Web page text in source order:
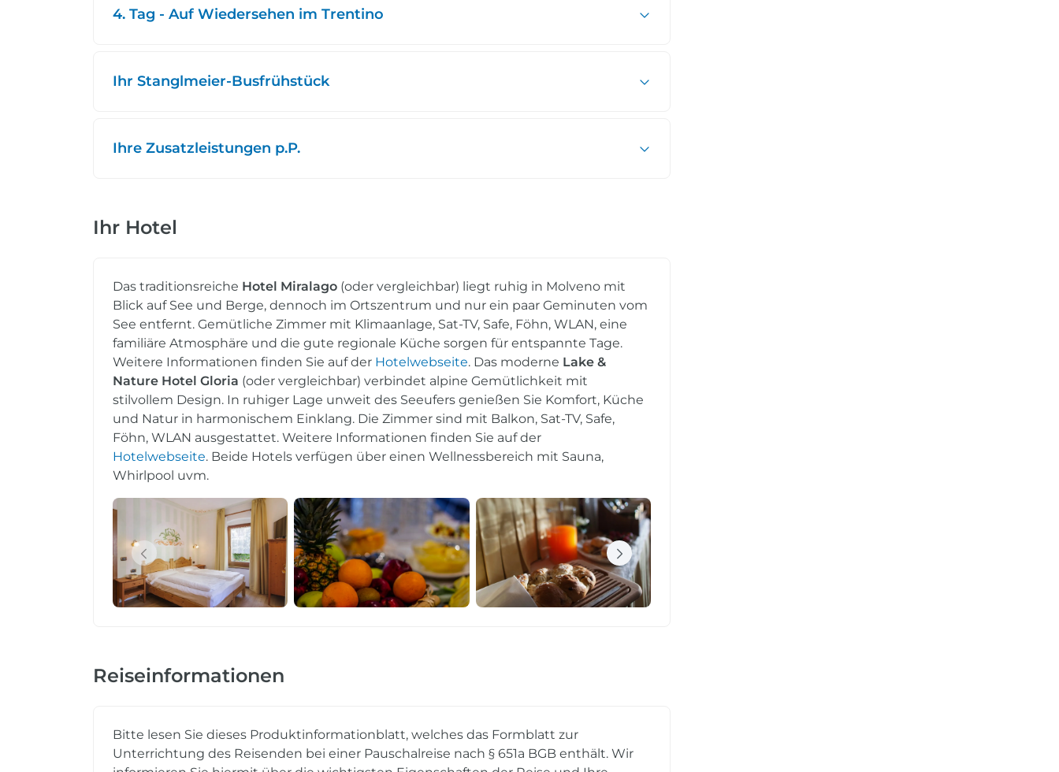
4. Tag - Auf Wiedersehen im Trentino
Ihr Stanglmeier-Busfrühstück
Ihre Zusatzleistungen p.P.
Ihr Hotel
Das traditionsreiche Hotel Miralago (oder vergleichbar) liegt ruhig in Molveno mit
Blick auf See und Berge, dennoch im Ortszentrum und nur ein paar Geminuten vom
See entfernt. Gemütliche Zimmer mit Klimaanlage, Sat-TV, Safe, Föhn, WLAN, eine
familiäre Atmosphäre und die gute regionale Küche sorgen für entspannte Tage.
Weitere Informationen finden Sie auf der Hotelwebseite. Das moderne Lake &
Nature Hotel Gloria (oder vergleichbar) verbindet alpine Gemütlichkeit mit
stilvollem Design. In ruhiger Lage unweit des Seeufers genießen Sie Komfort, Küche
und Natur in harmonischem Einklang. Die Zimmer sind mit Balkon, Sat-TV, Safe,
Föhn, WLAN ausgestattet. Weitere Informationen finden Sie auf der
Hotelwebseite. Beide Hotels verfügen über einen Wellnessbereich mit Sauna,
Whirlpool uvm.
Reiseinformationen
Bitte lesen Sie dieses Produktinformationblatt, welches das Formblatt zur
Unterrichtung des Reisenden bei einer Pauschalreise nach § 651a BGB enthält. Wir